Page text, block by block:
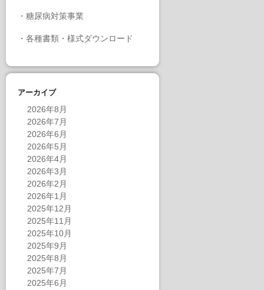
・ 糖尿病対策事業
・ 各種書類・様式ダウンロード
アーカイブ
2026年8月
2026年7月
2026年6月
2026年5月
2026年4月
2026年3月
2026年2月
2026年1月
2025年12月
2025年11月
2025年10月
2025年9月
2025年8月
2025年7月
2025年6月